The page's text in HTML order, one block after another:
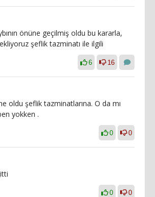
önüne geçilmiş oldu bu kararla,
şeflik tazminatı ile ilgili
6 16
oldu şeflik tazminatlarına. O da mı
yokken .
0 0
0 0